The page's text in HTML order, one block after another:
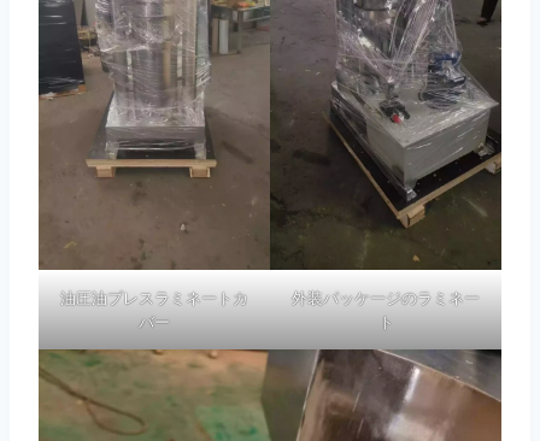
油圧油プレスラミネートカ
バー
外装パッケージのラミネー
ト